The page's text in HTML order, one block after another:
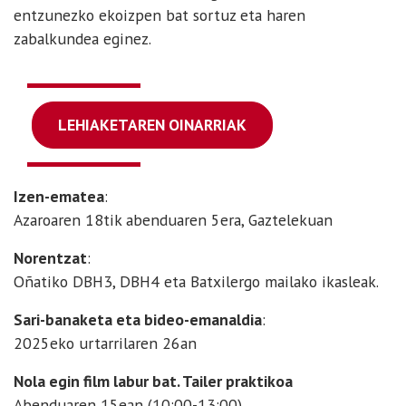
entzunezko ekoizpen bat sortuz eta haren
zabalkundea eginez.
LEHIAKETAREN OINARRIAK
Izen-ematea:
Azaroaren 18tik abenduaren 5era, Gaztelekuan
Norentzat:
Oñatiko DBH3, DBH4 eta Batxilergo mailako ikasleak.
Sari-banaketa eta bideo-emanaldia:
2025eko urtarrilaren 26an
Nola egin film labur bat. Tailer praktikoa